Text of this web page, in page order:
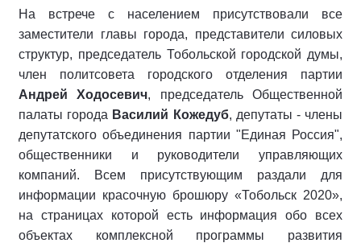
На встрече с населением присутствовали все
заместители главы города, представители силовых
структур, председатель Тобольской городской думы,
член политсовета городского отделения партии
Андрей Ходосевич, председатель Общественной
палаты города Василий Кожедуб, депутаты - члены
депутатского объединения партии "Единая Россия",
общественники и руководители управляющих
компаний. Всем присутствующим раздали для
информации красочную брошюру «Тобольск 2020»,
на страницах которой есть информация обо всех
объектах комплексной программы развития